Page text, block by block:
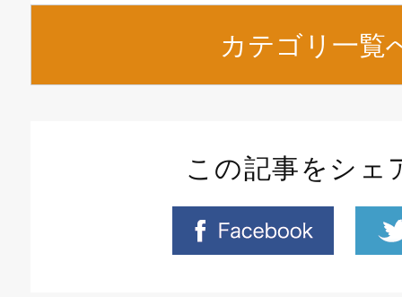
カテゴリ一覧
この記事をシェ